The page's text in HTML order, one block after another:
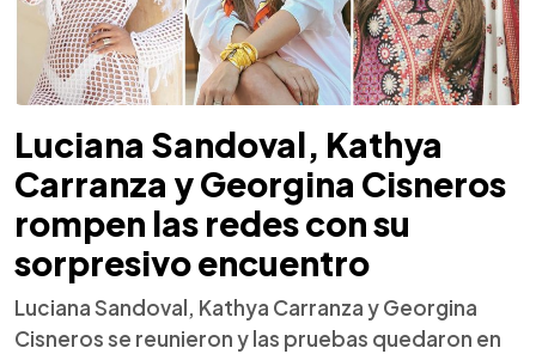
Luciana Sandoval, Kathya
Carranza y Georgina Cisneros
rompen las redes con su
sorpresivo encuentro
Luciana Sandoval, Kathya Carranza y Georgina
Cisneros se reunieron y las pruebas quedaron en